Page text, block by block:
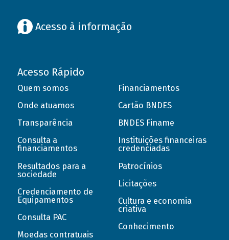
Acesso à informação
Acesso Rápido
Quem somos
Onde atuamos
Transparência
Consulta a
financiamentos
Resultados para a
sociedade
Credenciamento de
Equipamentos
Consulta PAC
Moedas contratuais
Financiamentos
Cartão BNDES
BNDES Finame
Instituições financeiras
credenciadas
Patrocínios
Licitações
Cultura e economia
criativa
Conhecimento